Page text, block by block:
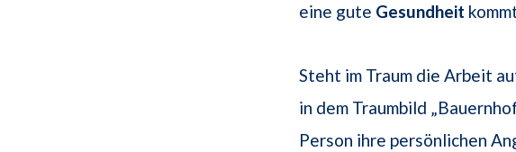
eine gute Gesundheit
Steht im Traum die Arbeit
in dem Traumbild
Person ihre persönlichen